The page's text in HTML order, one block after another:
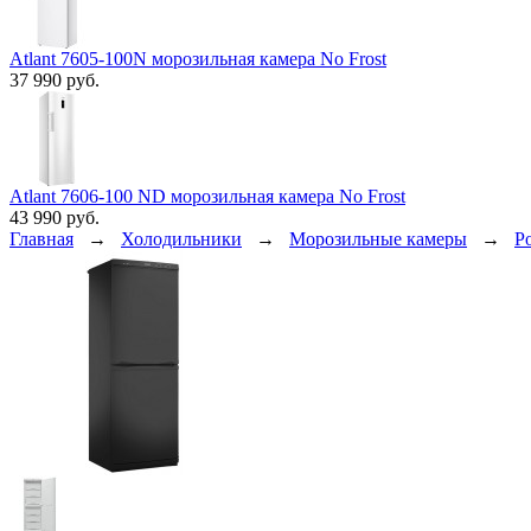
Atlant 7605-100N морозильная камера No Frost
37 990 руб.
Atlant 7606-100 ND морозильная камера No Frost
43 990 руб.
Главная → Холодильники → Морозильные камеры →